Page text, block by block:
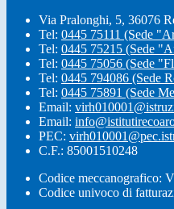
Via Pralonghi, 5, 36076
Tel: 0445 75111 (Sede
Tel: 0445 75215 (Sede
Tel: 0445 75056 (Sede
Tel: 0445 794086 (Sede
Tel: 0445 75891 (Sede
Email:
Email:
PEC:
C.F.: 85001510248
Codice meccanografico:
Codice univoco di